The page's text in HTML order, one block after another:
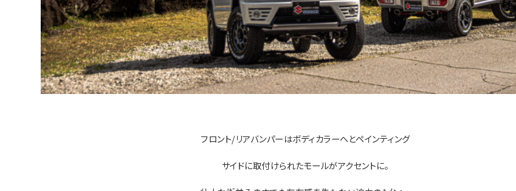
フロント/リアバンパーはボディカラーへとペインティング
サイドに取付けられたモールがアクセントに。